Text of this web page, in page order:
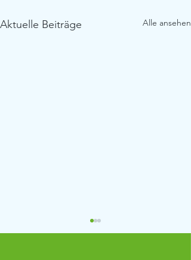
Aktuelle Beiträge Alle ansehen